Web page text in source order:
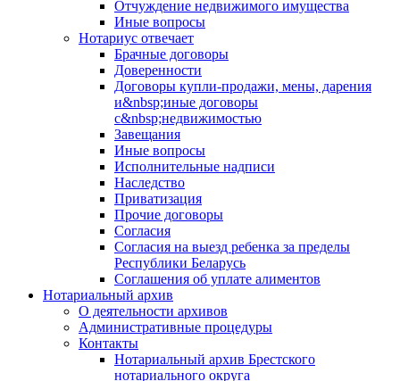
Отчуждение недвижимого имущества
Иные вопросы
Нотариус отвечает
Брачные договоры
Доверенности
Договоры купли-продажи, мены, дарения
и&nbsp;иные договоры
с&nbsp;недвижимостью
Завещания
Иные вопросы
Исполнительные надписи
Наследство
Приватизация
Прочие договоры
Согласия
Согласия на выезд ребенка за пределы
Республики Беларусь
Соглашения об уплате алиментов
Нотариальный архив
О деятельности архивов
Административные процедуры
Контакты
Нотариальный архив Брестского
нотариального округа